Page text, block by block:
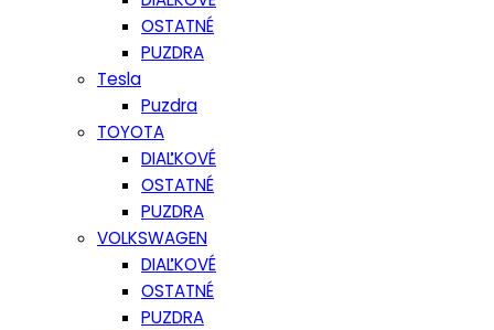
OSTATNÉ
PUZDRA
Tesla
Puzdra
TOYOTA
DIAĽKOVÉ
OSTATNÉ
PUZDRA
VOLKSWAGEN
DIAĽKOVÉ
OSTATNÉ
PUZDRA